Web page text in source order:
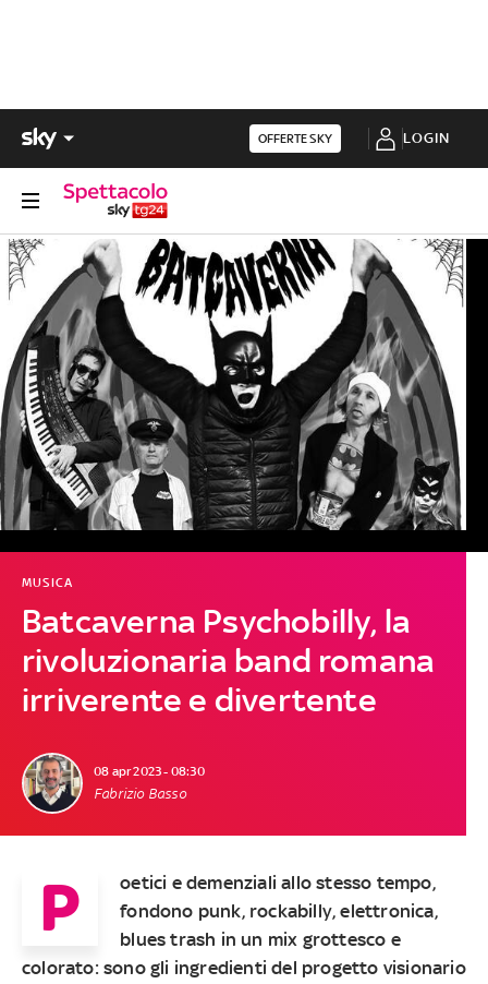
OFFERTE SKY LOGIN
Batcaverna Psychobilly, la
rivoluzionaria band romana
irriverente e divertente
MUSICA
08 apr 2023 - 08:30
Fabrizio Basso
P
oetici e demenziali allo stesso tempo,
fondono punk, rockabilly, elettronica,
blues trash in un mix grottesco e
colorato: sono gli ingredienti del progetto visionario